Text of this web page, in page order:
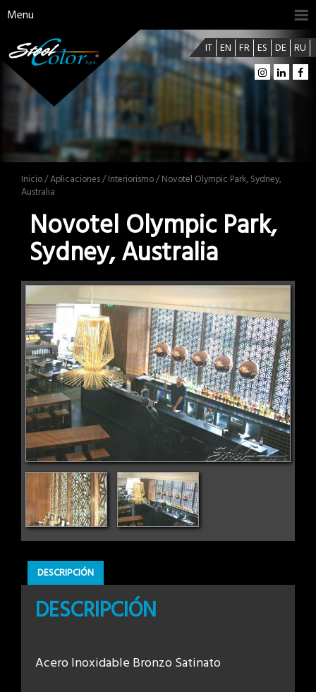
Menu
IT EN FR ES DE RU
Inicio/Aplicaciones/Interiorismo/ Novotel Olympic Park, Sydney,
Australia
Novotel Olympic Park,
Sydney, Australia
DESCRIPCIÓN
DESCRIPCIÓN
Acero Inoxidable Bronzo Satinato